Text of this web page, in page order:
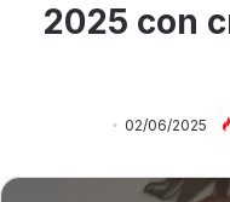
2025 con
02/06/2025